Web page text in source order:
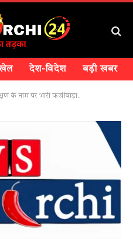
देश-विदेश बड़ी खबर
के नाम पर भारी फर्जीवाड़ा..